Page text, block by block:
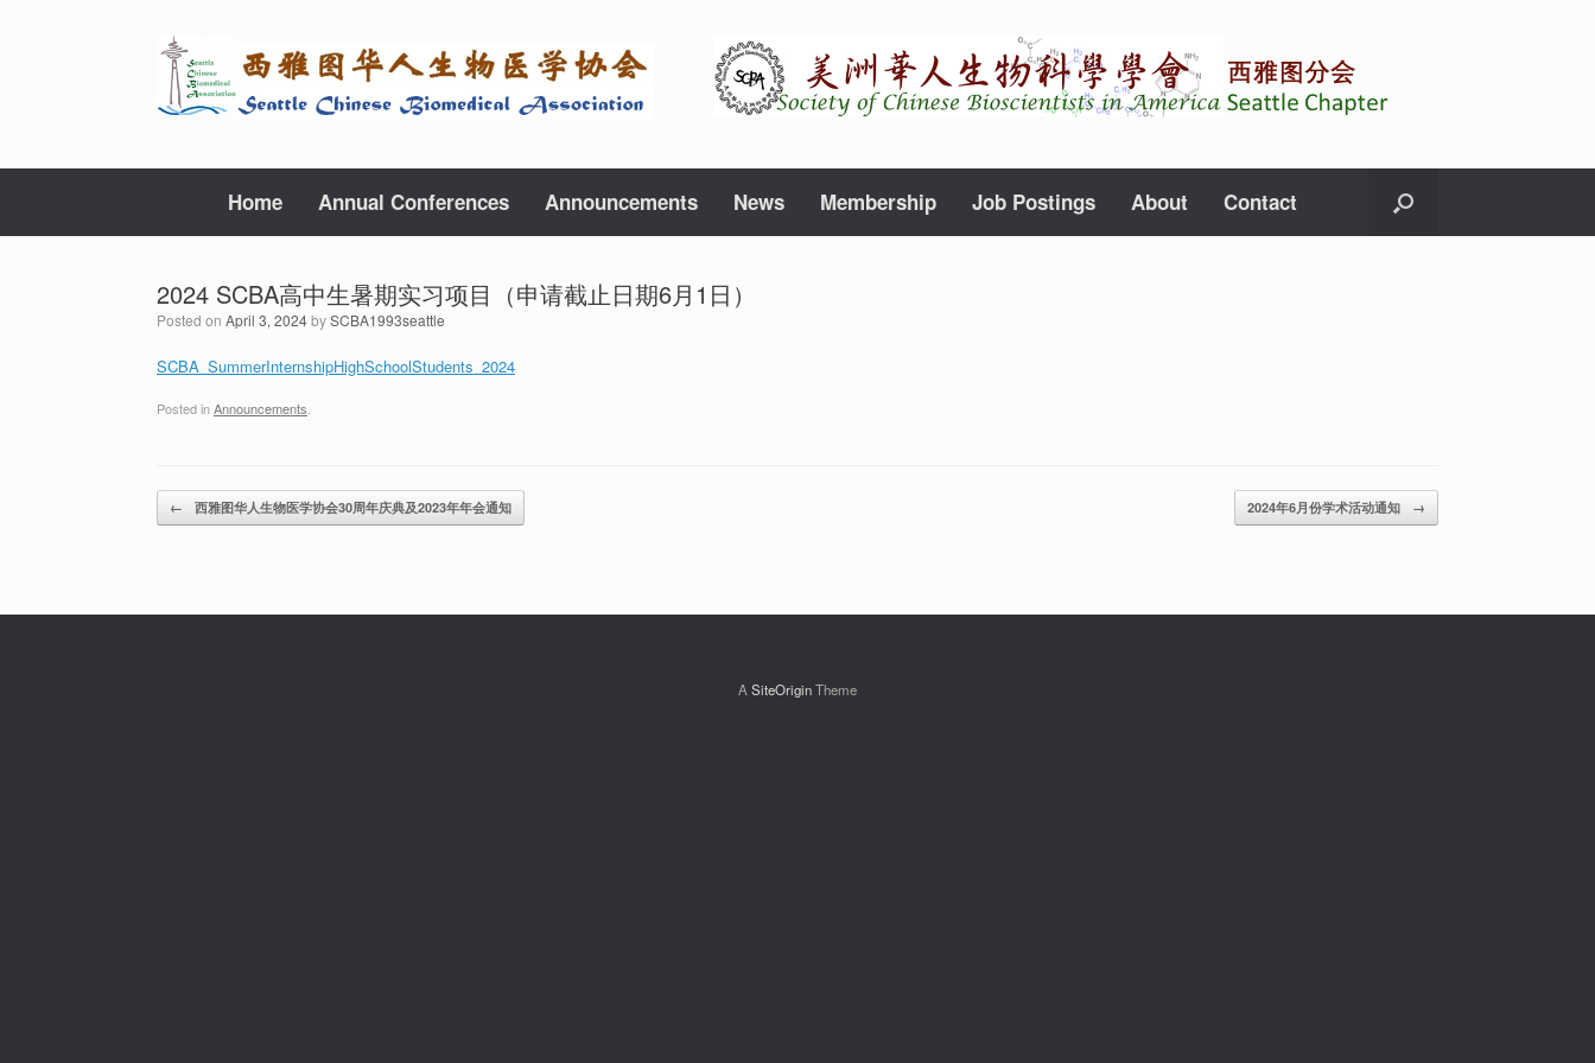
Home Annual Conferences Announcements News Membership Job Postings About Contact
2024 SCBA高中生暑期实习项目（申请截止日期6月1日）
Posted on April 3, 2024bySCBA1993seattle
SCBA_SummerInternshipHighSchoolStudents_2024
Posted inAnnouncements
Post navigation
← 西雅图华人生物医学协会30周年庆典及2023年年会通知 2024年6月份学术活动通知 →
A SiteOriginTheme